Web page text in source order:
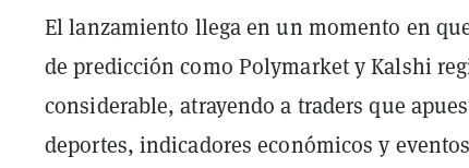
El lanzamiento llega en un momento en
de predicción como Polymarket y Kalshi
considerable, atrayendo a traders que
deportes, indicadores económicos y